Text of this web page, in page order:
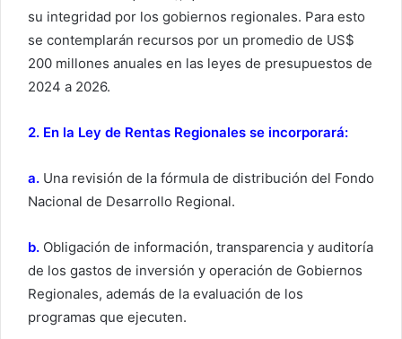
su integridad por los gobiernos regionales. Para esto
se contemplarán recursos por un promedio de US$
200 millones anuales en las leyes de presupuestos de
2024 a 2026.
2. En la Ley de Rentas Regionales se incorporará:
a. Una revisión de la fórmula de distribución del Fondo
Nacional de Desarrollo Regional.
b. Obligación de información, transparencia y auditoría
de los gastos de inversión y operación de Gobiernos
Regionales, además de la evaluación de los
programas que ejecuten.